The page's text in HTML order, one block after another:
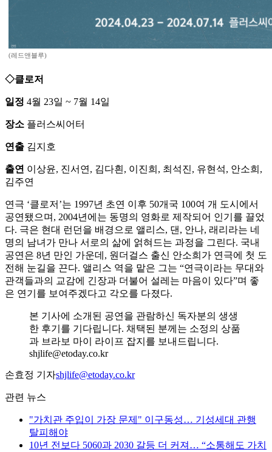
(레드앤블루)
◇클로저
일정 4월 23일 ~ 7월 14일
장소 플러스씨어터
연출 김지호
출연 이상윤, 진서연, 김다흰, 이진희, 최석진, 유현석, 안소희,
김주연
연극 ‘클로저’는 1997년 초연 이후 50개국 100여 개 도시에서
공연됐으며, 2004년에는 동명의 영화로 제작되어 인기를 끌었
다. 극은 현대 런던을 배경으로 앨리스, 댄, 안나, 래리라는 네
명의 남녀가 만나 서로의 삶에 얽혀드는 과정을 그린다. 국내
공연은 8년 만인 가운데, 원더걸스 출신 안소희가 연극에 첫 도
전해 눈길을 끈다. 앨리스 역을 맡은 그는 “연극이라는 무대와
관객들과의 교감에 긴장과 더불어 설레는 마음이 있다”며 좋
은 연기를 보여주겠다고 각오를 다졌다.
본 기사에 소개된 공연을 관람하신 독자분의 생생
한 후기를 기다립니다. 채택된 분께는 소정의 상품
과 브라보 마이 라이프 잡지를 보내드립니다.
shjlife@etoday.co.kr
손효정 기자shjlife@etoday.co.kr
관련 뉴스
"가치관 주입이 가장 문제" 이구동성… 기성세대 관행
탈피해야
10년 전보다 5060과 2030 갈등 더 커져… “소통해도 가치